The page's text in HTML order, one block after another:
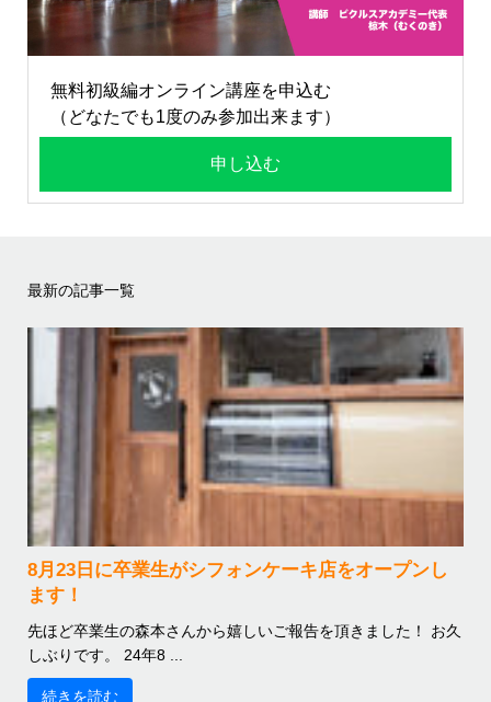
無料初級編オンライン講座を申込む
（どなたでも1度のみ参加出来ます）
申し込む
最新の記事一覧
8月23日に卒業生がシフォンケーキ店をオープンし
ます！
先ほど卒業生の森本さんから嬉しいご報告を頂きました！ お久
しぶりです。 24年8 ...
続きを読む